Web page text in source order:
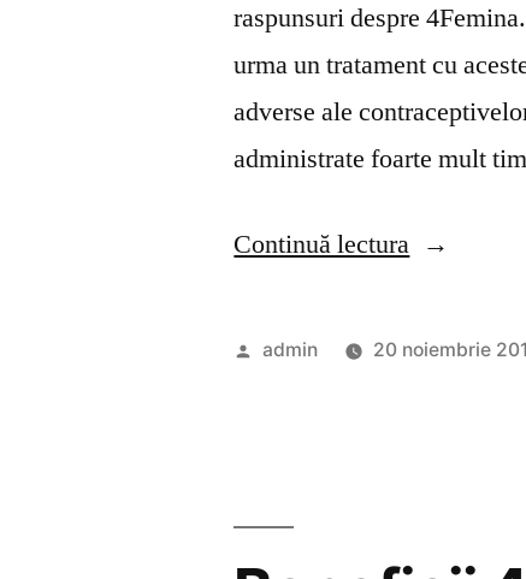
raspunsuri despre
urma un tratament cu
adverse ale
administrate foarte mult
Continuă lectura„Intrebari
raspunsuri
Publicat
admin 20 noiembrie